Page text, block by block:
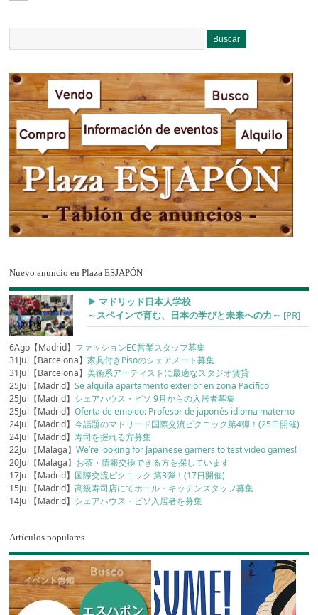
Nuevo anuncio en Plaza ESJAPÓN
▶︎ マドリッド日本人学校
～スペインで育む、日本の学びと未来への力～ [PR]
6Ago【Madrid】 ファッションEC営業スタッフ募集
31Jul【Barcelona】家具付きPisoのシェアメート募集
31Jul【Barcelona】美術系アーティストに最適なスタジオ賃貸
25Jul【Madrid】Se alquila apartamento exterior en zona Pacifico
25Jul【Madrid】 シェアハウス・ピソ 9月からの入居者募集
25Jul【Madrid】Oferta de empleo: Profesor de japonés idioma materno
24Jul【Madrid】今話題のマドリード国際交流ピクニック第4弾！(25日開催)
24Jul【Madrid】寿司を握れる方募集
22Jul【Málaga】We’re looking for Japanese gamers to test video games!
20Jul【Málaga】 お茶・情報交換できる方を探しています
17Jul【Madrid】 国際交流ピクニック 第3弾！(17日開催)
15Jul【Madrid】高級寿司店にてホール・キッチンスタッフ募集
14Jul【Madrid】 シェアハウス・ピソ入居者を募集
Artículos populares